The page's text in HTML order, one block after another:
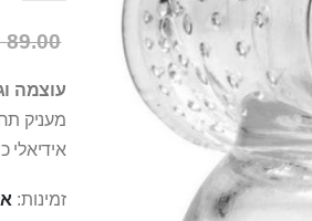
89.00 ₪
עוצמה
מעניק
אידיאלי
זמינות: